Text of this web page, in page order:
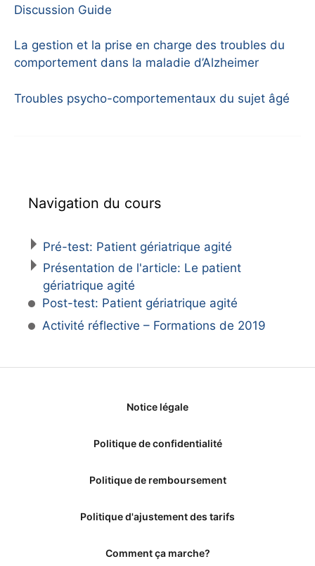
Discussion Guide
La gestion et la prise en charge des troubles du
comportement dans la maladie d’Alzheimer
Troubles psycho-comportementaux du sujet âgé
Navigation du cours
Pré-test: Patient gériatrique agité
Présentation de l'article: Le patient
gériatrique agité
Post-test: Patient gériatrique agité
Activité réflective – Formations de 2019
Notice légale
Politique de confidentialité
Politique de remboursement
Politique d'ajustement des tarifs
Comment ça marche?